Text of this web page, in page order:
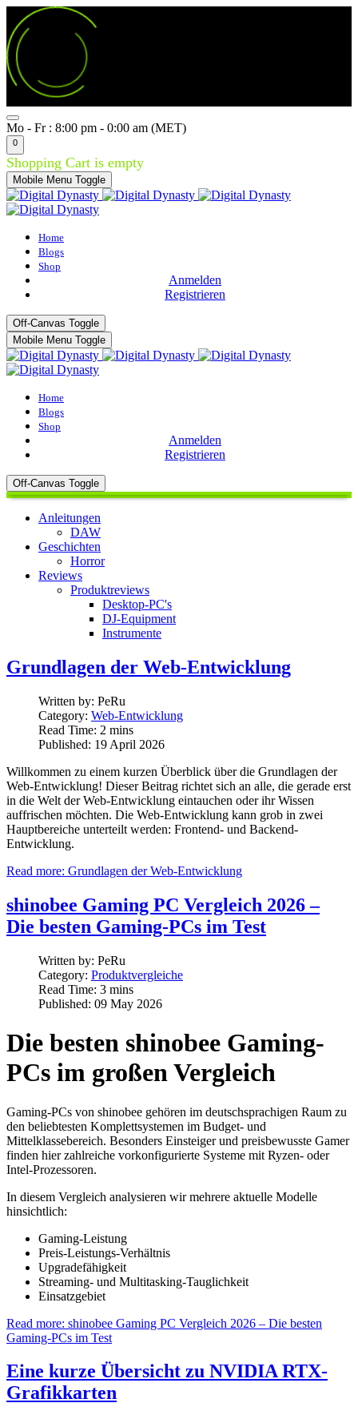
Mo - Fr : 8:00 pm - 0:00 am (MET)
0
Shopping Cart is empty
Mobile Menu Toggle
Home
Blogs
Shop
Anmelden
Registrieren
Off-Canvas Toggle
Mobile Menu Toggle
Home
Blogs
Shop
Anmelden
Registrieren
Off-Canvas Toggle
Anleitungen
DAW
Geschichten
Horror
Reviews
Produktreviews
Desktop-PC's
DJ-Equipment
Instrumente
Grundlagen der Web-Entwicklung
Written by: PeRu
Category: Web-Entwicklung
Read Time: 2 mins
Published: 19 April 2026
Willkommen zu einem kurzen Überblick über die Grundlagen der
Web-Entwicklung! Dieser Beitrag richtet sich an alle, die gerade erst
in die Welt der Web-Entwicklung eintauchen oder ihr Wissen
auffrischen möchten. Die Web-Entwicklung kann grob in zwei
Hauptbereiche unterteilt werden: Frontend- und Backend-
Entwicklung.
Read more: Grundlagen der Web-Entwicklung
shinobee Gaming PC Vergleich 2026 –
Die besten Gaming-PCs im Test
Written by: PeRu
Category: Produktvergleiche
Read Time: 3 mins
Published: 09 May 2026
Die besten shinobee Gaming-
PCs im großen Vergleich
Gaming-PCs von shinobee gehören im deutschsprachigen Raum zu
den beliebtesten Komplettsystemen im Budget- und
Mittelklassebereich. Besonders Einsteiger und preisbewusste Gamer
finden hier zahlreiche vorkonfigurierte Systeme mit Ryzen- oder
Intel-Prozessoren.
In diesem Vergleich analysieren wir mehrere aktuelle Modelle
hinsichtlich:
Gaming-Leistung
Preis-Leistungs-Verhältnis
Upgradefähigkeit
Streaming- und Multitasking-Tauglichkeit
Einsatzgebiet
Read more: shinobee Gaming PC Vergleich 2026 – Die besten
Gaming-PCs im Test
Eine kurze Übersicht zu NVIDIA RTX-
Grafikkarten